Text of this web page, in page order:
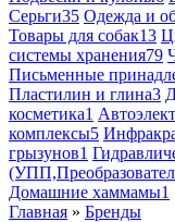
Серьги35 Одежда и
Товары для собак13
системы хранения79
Письменные
Пластилин и глина3
косметика1
комплексы5
грызунов1
Домашние хаммамы1
Главная » Бренды